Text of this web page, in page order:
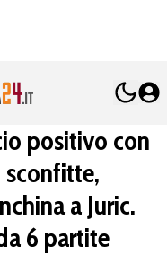
positivo con
sconfitte,
a Juric.
6 partite